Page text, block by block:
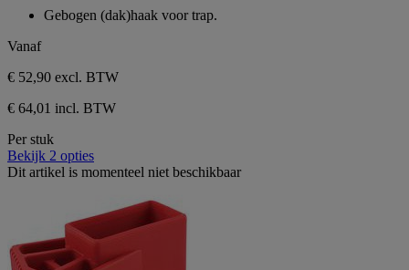
5
sterren.
Gebogen (dak)haak voor trap.
Vanaf
€ 52,90 excl. BTW
€ 64,01 incl. BTW
Per stuk
Bekijk 2 opties
Dit artikel is momenteel niet beschikbaar